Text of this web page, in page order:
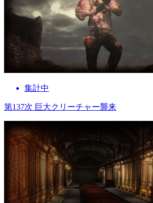
集計中
第137次 巨大クリーチャー襲来